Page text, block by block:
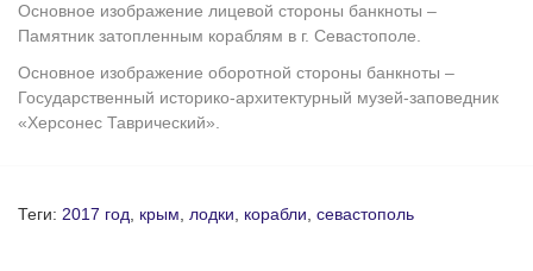
Основное изображение лицевой стороны банкноты –
Памятник затопленным кораблям в г. Севастополе.
Основное изображение оборотной стороны банкноты –
Государственный историко-архитектурный музей-заповедник
«Херсонес Таврический».
Теги: 2017 год крым лодки корабли севастополь